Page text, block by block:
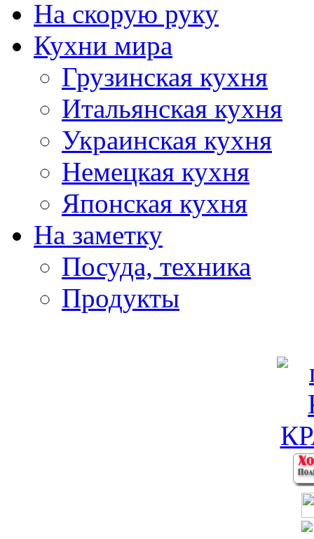
На скорую руку
Кухни мира
Грузинская кухня
Итальянская кухня
Украинская кухня
Немецкая кухня
Японская кухня
На заметку
Посуда, техника
Продукты